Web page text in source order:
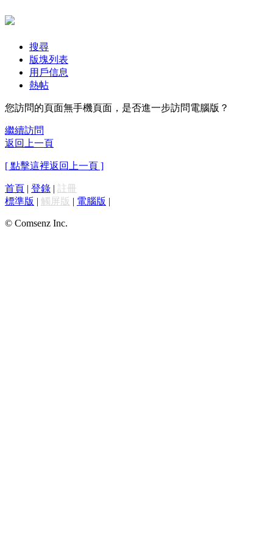
搜尋
版塊列表
用戶信息
熱帖
您訪問的頁面無手機頁面，是否進一步訪問電腦版？
繼續訪問
返回上一頁
[ 點擊這裡返回上一頁 ]
首頁 | 登錄 | 註冊
標準版 | 觸屏版 | 電腦版 |
© Comsenz Inc.